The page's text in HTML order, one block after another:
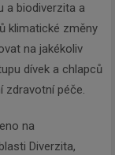
a biodiverzita a
klimatické změny
na jakékoliv
dívek a chlapců
zdravotní péče.
na
Diverzita,